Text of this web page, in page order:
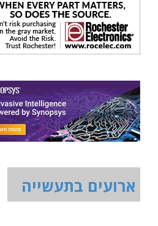
ארועים בתעשייה